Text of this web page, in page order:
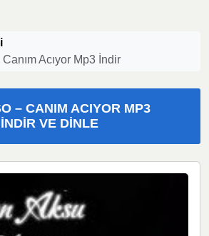
Acıyor Mp3 İndir
– CANIM ACIYOR MP3
VE DINLE